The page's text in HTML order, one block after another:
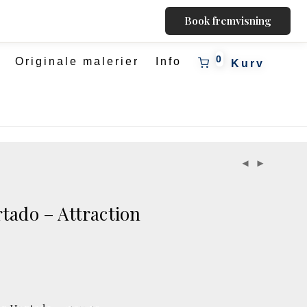
Originale malerier Info 0
– Attraction
Book fremvisning